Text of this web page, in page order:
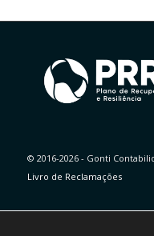
© 2016-2026 - Gonti
Livro de Reclamações